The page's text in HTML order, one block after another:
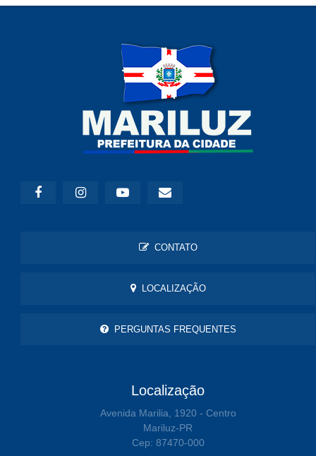
CONTATO
LOCALIZAÇÃO
PERGUNTAS FREQUENTES
Localização
Avenida Marilia, 1920 - Centro
Mariluz-PR
Cep: 87470-000